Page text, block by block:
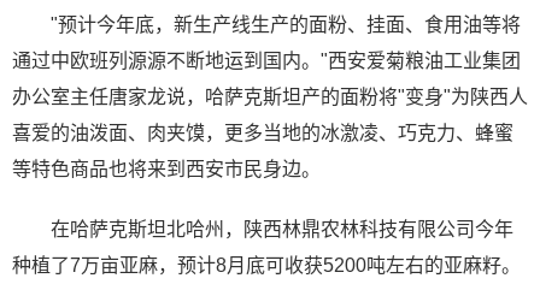
"预计今年底，新生产线生产的面粉、挂面、食用油等将
通过中欧班列源源不断地运到国内。"西安爱菊粮油工业集团
办公室主任唐家龙说，哈萨克斯坦产的面粉将"变身"为陕西人
喜爱的油泼面、肉夹馍，更多当地的冰激凌、巧克力、蜂蜜
等特色商品也将来到西安市民身边。
在哈萨克斯坦北哈州，陕西林鼎农林科技有限公司今年
种植了7万亩亚麻，预计8月底可收获5200吨左右的亚麻籽。